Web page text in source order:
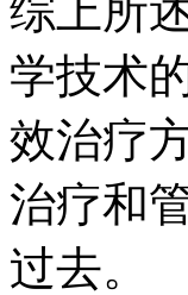
综上所
学技术
效治疗
治疗和
过去。